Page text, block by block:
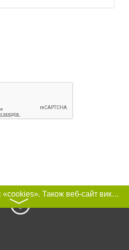
Цей сайт використовує «cookies». Також веб-сайт використовує інтернет-сервіс для збору технічних даних стосовно відвідувачів з метою отримання маркетингової та статистичної інформації. Умови обробки даних відвідувачів сайту див.
〉